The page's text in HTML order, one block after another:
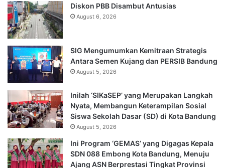
Diskon PBB Disambut Antusias
August 6, 2026
SIG Mengumumkan Kemitraan Strategis
Antara Semen Kujang dan PERSIB Bandung
August 5, 2026
Inilah ‘SIKaSEP’ yang Merupakan Langkah
Nyata, Membangun Keterampilan Sosial
Siswa Sekolah Dasar (SD) di Kota Bandung
August 5, 2026
Ini Program ‘GEMAS’ yang Digagas Kepala
SDN 088 Embong Kota Bandung, Menuju
Ajang ASN Berprestasi Tingkat Provinsi